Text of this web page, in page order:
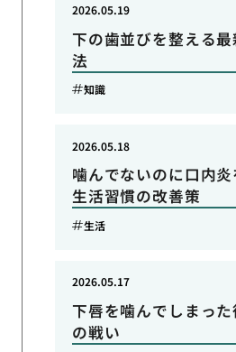
下の歯並びを整える
法
2026.05.19
知識
噛んでないのに口内
生活習慣の改善策
2026.05.18
生活
下唇を噛んでしまっ
の戦い
2026.05.17